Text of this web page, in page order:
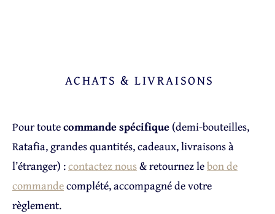
ACHATS & LIVRAISONS
Pour toutecommande spécifique(demi-bouteilles,
Ratafia, grandes quantités, cadeaux, livraisons à
l’étranger) :contactez nous& retournez lebon de
commandecomplété, accompagné de votre
règlement.